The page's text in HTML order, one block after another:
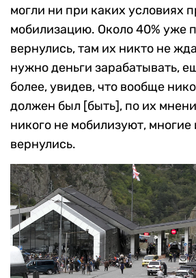
могли ни при каких условиях
мобилизацию. Около 40% уже
вернулись, там их никто не
нужно деньги зарабатывать,
более, увидев, что вообще
должен был [быть], по их
никого не мобилизуют, многие
вернулись.